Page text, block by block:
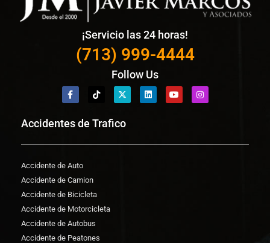
¡Servicio las 24 horas!
(713) 999-4444
Follow Us
Accidentes de Trafico
Accidente de Auto
Accidente de Camion
Accidente de Bicicleta
Accidente de Motorcicleta
Accidente de Autobus
Accidente de Peatones